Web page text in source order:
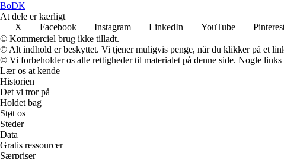
BoDK
At dele er kærligt
X
Facebook Instagram LinkedIn YouTube
© Kommerciel brug ikke tilladt.
© Alt indhold er beskyttet. Vi tjener muligvis penge, når du klikker på et
© Vi forbeholder os alle rettigheder til materialet på denne side. Nogle
Lær os at kende
Historien
Det vi tror på
Holdet bag
Støt os
Steder
Data
Gratis ressourcer
Særpriser